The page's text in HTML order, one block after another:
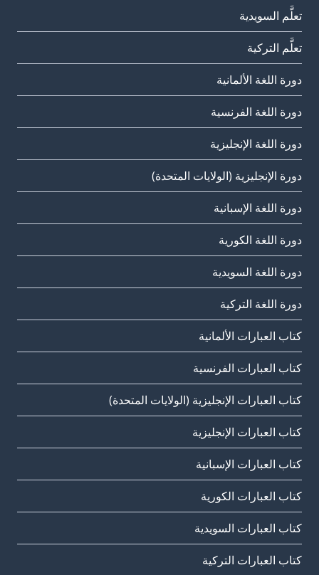
تعلَّم السويدية
تعلَّم التركية
دورة اللغة الألمانية
دورة اللغة الفرنسية
دورة اللغة الإنجليزية
دورة الإنجليزية (الولايات المتحدة)
دورة اللغة الإسبانية
دورة اللغة الكورية
دورة اللغة السويدية
دورة اللغة التركية
كتاب العبارات الألمانية
كتاب العبارات الفرنسية
كتاب العبارات الإنجليزية (الولايات المتحدة)
كتاب العبارات الإنجليزية
كتاب العبارات الإسبانية
كتاب العبارات الكورية
كتاب العبارات السويدية
كتاب العبارات التركية